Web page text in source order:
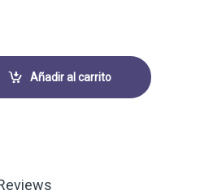
USB-A 3.2 GEN 1 UC310-128G-
Añadir al carrito